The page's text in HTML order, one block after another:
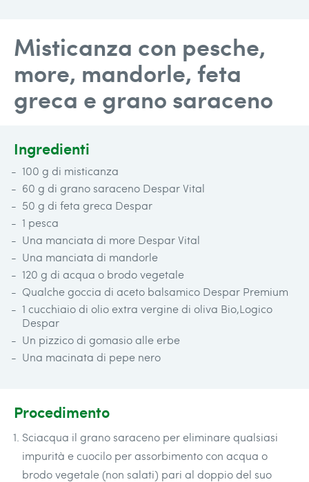
Misticanza con pesche,
more, mandorle, feta
greca e grano saraceno
Ingredienti
100 g di misticanza
60 g di grano saraceno Despar Vital
50 g di feta greca Despar
1 pesca
Una manciata di more Despar Vital
Una manciata di mandorle
120 g di acqua o brodo vegetale
Qualche goccia di aceto balsamico Despar Premium
1 cucchiaio di olio extra vergine di oliva Bio,Logico
Despar
Un pizzico di gomasio alle erbe
Una macinata di pepe nero
Procedimento
Sciacqua il grano saraceno per eliminare qualsiasi
impurità e cuocilo per assorbimento con acqua o
brodo vegetale (non salati) pari al doppio del suo